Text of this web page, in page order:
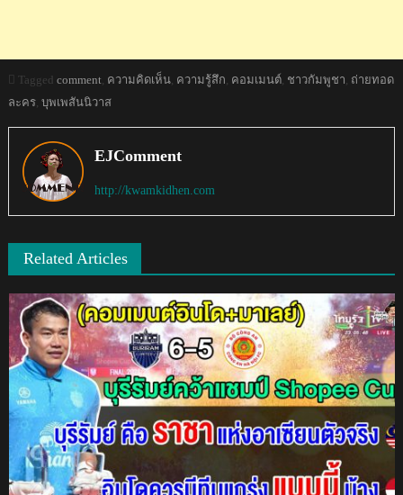
Tagged comment ความคิดเห็น, ความรู้สึก คอมเมนต์, ชาวกัมพูชา ถ่ายทอด
ละคร, บุพเพสันนิวาส
EJComment
http://kwamkidhen.com
Related Articles